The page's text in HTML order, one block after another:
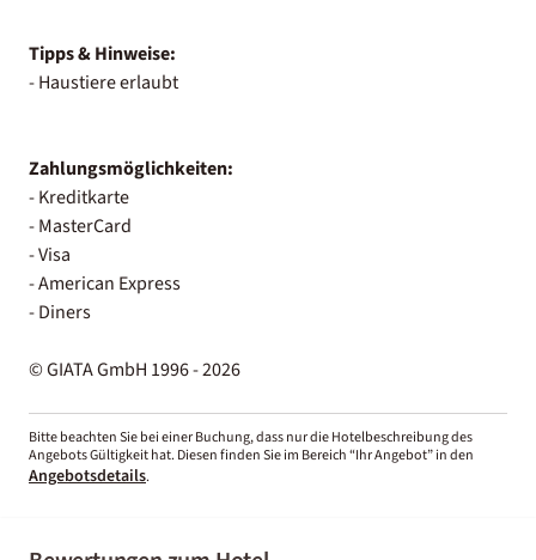
Tipps & Hinweise:
- Haustiere erlaubt
Zahlungsmöglichkeiten:
- Kreditkarte
- MasterCard
- Visa
- American Express
- Diners
© GIATA GmbH 1996 - 2026
Bitte beachten Sie bei einer Buchung, dass nur die Hotelbeschreibung des
Angebots Gültigkeit hat. Diesen finden Sie im Bereich “Ihr Angebot” in den
Angebotsdetails.